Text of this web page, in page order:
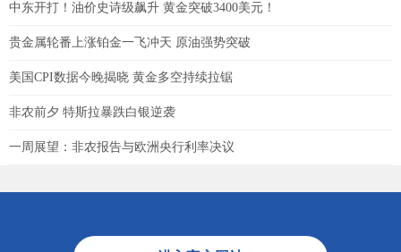
中东开打！油价史诗级飙升 黄金突破3400美元！
贵金属轮番上涨铂金一飞冲天 原油强势突破
美国CPI数据今晚揭晓 黄金多空持续拉锯
非农前夕 特斯拉暴跌白银逆袭
一周展望：非农报告与欧洲央行利率决议